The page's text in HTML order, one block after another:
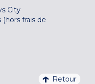
City
frais de
Retour